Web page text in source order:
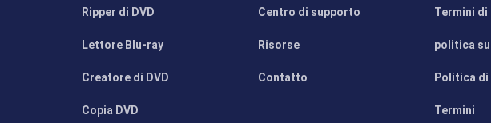
Ripper di DVD
Lettore Blu-ray
Creatore di DVD
Copia DVD
Centro di supporto
Risorse
Contatto
Termini di
politica
Politica
Termini